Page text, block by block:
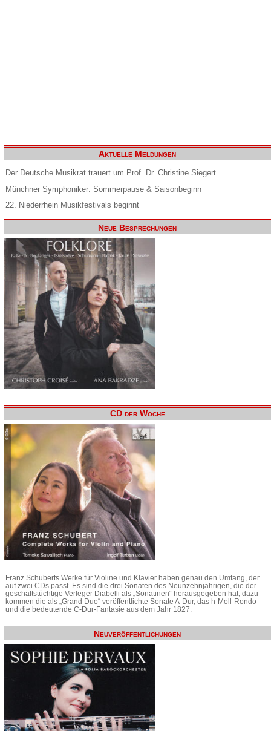
Aktuelle Meldungen
Der Deutsche Musikrat trauert um Prof. Dr. Christine Siegert
Münchner Symphoniker: Sommerpause & Saisonbeginn
22. Niederrhein Musikfestivals beginnt
Neue Besprechungen
CD der Woche
Franz Schuberts Werke für Violine und Klavier haben genau den Umfang, der
auf zwei CDs passt. Es sind die drei Sonaten des Neunzehnjährigen, die der
geschäftstüchtige Verleger Diabelli als „Sonatinen“ herausgegeben hat, dazu
kommen die als „Grand Duo“ veröffentlichte Sonate A-Dur, das h-Moll-Rondo
und die bedeutende C-Dur-Fantasie aus dem Jahr 1827.
Neuveröffentlichungen